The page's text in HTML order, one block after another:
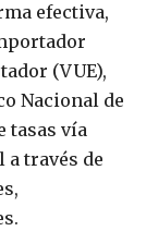
efectiva,
(VUE),
Nacional de
tasas vía
través de